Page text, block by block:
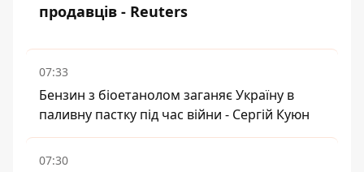
продавців - Reuters
07:33
Бензин з біоетанолом заганяє Україну в
паливну пастку під час війни - Сергій Куюн
07:30